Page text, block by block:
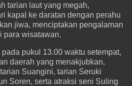
tarian laut yang megah,
kapal ke daratan dengan perahu
jiwa, menciptakan pengalaman
para wisatawan.
pukul 13.00 waktu setempat,
daerah yang menakjubkan,
Suangini, tarian Seruki
Soren, serta atraksi seni Suling